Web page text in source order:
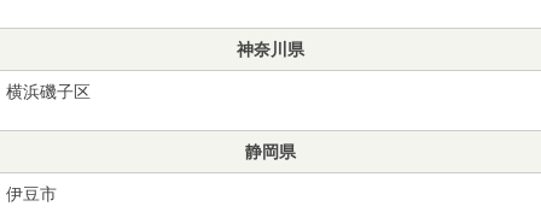
神奈川県
横浜磯子区
静岡県
伊豆市